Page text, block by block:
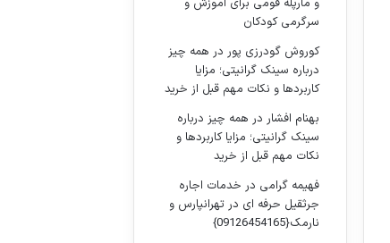
و مارپله فومی برای آموزش و
سرگرمی کودکان
کوروش گودرزی پوردر همه چیز
درباره سینک گرانیتی؛ مزایا
کاربردها و نکات مهم قبل از خرید
بهنام افشاردر همه چیز درباره
سینک گرانیتی؛ مزایا کاربردها و
نکات مهم قبل از خرید
فهیمه گرامی در خدمات اجاره
جرثقیل حرفه ای در تهرانپارس و
نارمک{09126454165}